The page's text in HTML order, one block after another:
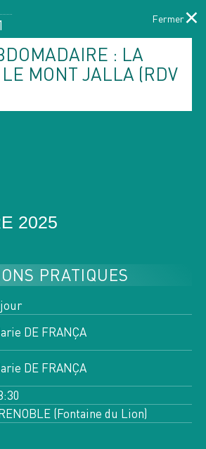
LE PROGRAMME
de cette
7
AOÛT 2026
: LA
MONT JALLA (RDV
2025
PRATIQUES
DE FRANÇA
DE FRANÇA
(Fontaine du Lion)
×